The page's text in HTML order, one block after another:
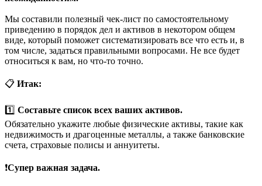
Мы составили полезный чек-лист по самостоятельному
приведению в порядок дел и активов в некотором общем
виде, который поможет систематизировать все что есть и, в
том числе, задаться правильными вопросами. Не все будет
относиться к вам, но что-то точно.
📋 Итак:
1️⃣ Составьте список всех ваших активов.
Обязательно укажите любые физические активы, такие как
недвижимость и драгоценные металлы, а также банковские
счета, страховые полисы и аннуитеты.
❗️Супер важная задача.